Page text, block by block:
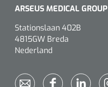
ARSEUS MEDICAL GROUP
Stationslaan 402B
4815GW Breda
Nederland